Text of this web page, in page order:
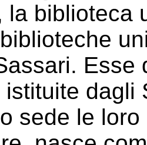
la biblioteca
Esse
dagli
sede le